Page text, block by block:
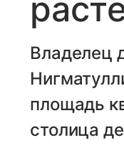
Владелец
площадь
столица